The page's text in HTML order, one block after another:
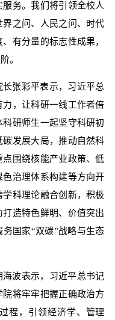
务。我们将引领全校人
之问、人民之问、时代
有分量的标志性成果，
。
张彩平表示，习近平总
，让科研一线工作者倍
研师生一起坚守科研初
发展大局，推动自然科
围绕核能产业政策、低
治理体系构建等方向开
科理论融合创新，积极
造特色鲜明、价值突出
国家“双碳”战略与生态
波表示，习近平总书记
将牢牢把握正确政治方
程，引领经济学、管理